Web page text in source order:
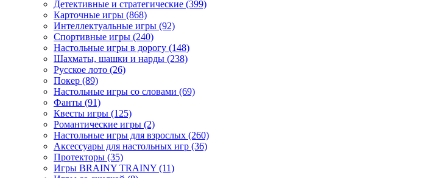
Детективные и стратегические (399)
Карточные игры (868)
Интеллектуальные игры (92)
Спортивные игры (240)
Настольные игры в дорогу (148)
Шахматы, шашки и нарды (238)
Русское лото (26)
Покер (89)
Настольные игры со словами (69)
Фанты (91)
Квесты игры (125)
Романтические игры (2)
Настольные игры для взрослых (260)
Аксессуары для настольных игр (36)
Протекторы (35)
Игры BRAINY TRAINY (11)